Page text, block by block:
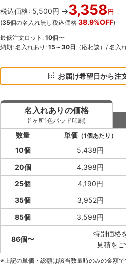
税込価格: 5,500円 →3,358円
(35個の名入れ無し税込価格 38.9%OFF)
最低注文ロット: 10個〜
納期: 名入れあり: 15～30日 （応相談）/ 名入
お届け希望日から注
名入れありの価格
(1ヶ所1色パッド印刷)
数量
単価 （1個あたり）
10個 5,438円
20個
4,398円
25個
4,190円
35個
3,952円
85個
3,598円
86個〜
特別価格
見積を
※上記の単価・総額は該当数量時のみの金額